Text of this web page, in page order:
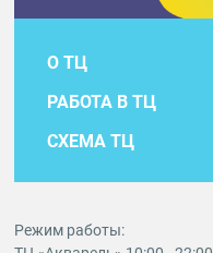
О ТЦ
РАБОТА В ТЦ
СХЕМА ТЦ
Режим работы: